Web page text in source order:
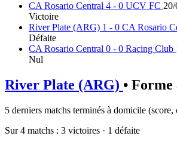
CA Rosario Central 4 - 0 UCV FC 20/
Victoire
River Plate (ARG) 1 - 0 CA Rosario
Défaite
CA Rosario Central 0 - 0 Racing Club
Nul
River Plate (ARG) •
5 derniers matchs terminés à domicile
Sur 4 matchs : 3 victoires · 1 défaite